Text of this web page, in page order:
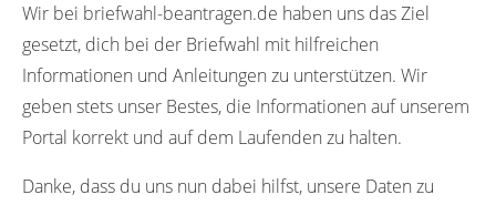
Wir bei briefwahl-beantragen.de haben uns das Ziel
gesetzt, dich bei der Briefwahl mit hilfreichen
Informationen und Anleitungen zu unterstützen. Wir
geben stets unser Bestes, die Informationen auf unserem
Portal korrekt und auf dem Laufenden zu halten.
Danke, dass du uns nun dabei hilfst, unsere Daten zu